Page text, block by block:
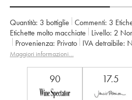
Quantità: 3 bottiglie Commenti: 3
Etichette molto macchiate
Livello: 2
Provenienza:
privato IVA detraibile:
Denominazione: Saint-Estèphe
Basile Tesseron
Maggiori informazioni…
90 17.5